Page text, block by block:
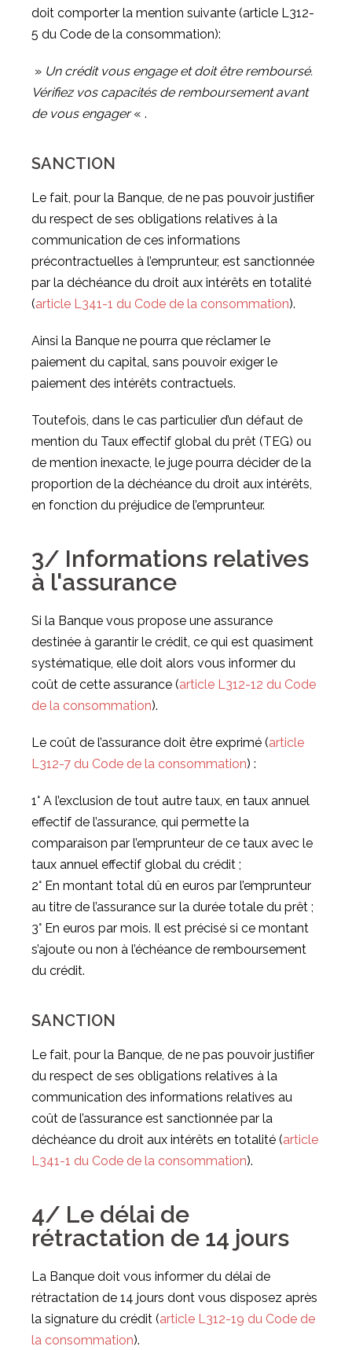
doit comporter la mention suivante (article L312-
5 du Code de la consommation):
» Un crédit vous engage et doit être remboursé.
Vérifiez vos capacités de remboursement avant
de vous engager« .
SANCTION
Le fait, pour la Banque, de ne pas pouvoir justifier
du respect de ses obligations relatives à la
communication de ces informations
précontractuelles à l’emprunteur, est sanctionnée
par la déchéance du droit aux intérêts en totalité
(article L341-1 du Code de la consommation).
Ainsi la Banque ne pourra que réclamer le
paiement du capital, sans pouvoir exiger le
paiement des intérêts contractuels.
Toutefois, dans le cas particulier d’un défaut de
mention du Taux effectif global du prêt (TEG) ou
de mention inexacte, le juge pourra décider de la
proportion de la déchéance du droit aux intérêts,
en fonction du préjudice de l’emprunteur.
3/ Informations relatives
à l'assurance
Si la Banque vous propose une assurance
destinée à garantir le crédit, ce qui est quasiment
systématique, elle doit alors vous informer du
coût de cette assurance (article L312-12 du Code
de la consommation).
Le coût de l’assurance doit être exprimé (article
L312-7 du Code de la consommation) :
1° A l’exclusion de tout autre taux, en taux annuel
effectif de l’assurance, qui permette la
comparaison par l’emprunteur de ce taux avec le
taux annuel effectif global du crédit ;
2° En montant total dû en euros par l’emprunteur
au titre de l’assurance sur la durée totale du prêt ;
3° En euros par mois. Il est précisé si ce montant
s’ajoute ou non à l’échéance de remboursement
du crédit.
SANCTION
Le fait, pour la Banque, de ne pas pouvoir justifier
du respect de ses obligations relatives à la
communication des informations relatives au
coût de l’assurance est sanctionnée par la
déchéance du droit aux intérêts en totalité (article
L341-1 du Code de la consommation).
4/ Le délai de
rétractation de 14 jours
La Banque doit vous informer du délai de
rétractation de 14 jours dont vous disposez après
la signature du crédit (article L312-19 du Code de
la consommation).